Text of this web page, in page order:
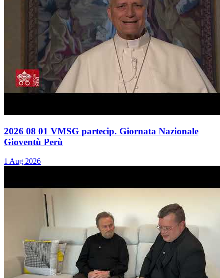
2026 08 01 VMSG partecip. Giornata Nazionale
Gioventù Perù
1 Aug 2026